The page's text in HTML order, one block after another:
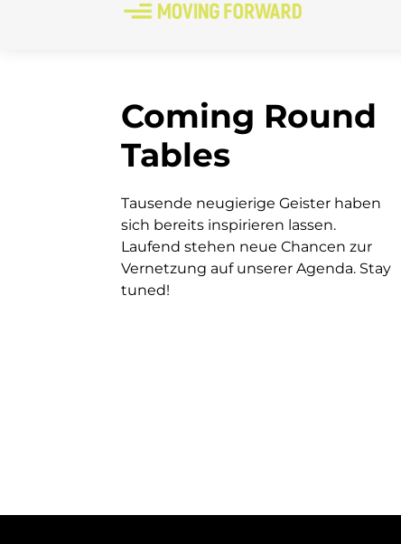
Coming Round
Tables
Tausende neugierige Geister haben
sich bereits inspirieren lassen.
Laufend stehen neue Chancen zur
Vernetzung auf unserer Agenda. Stay
tuned!